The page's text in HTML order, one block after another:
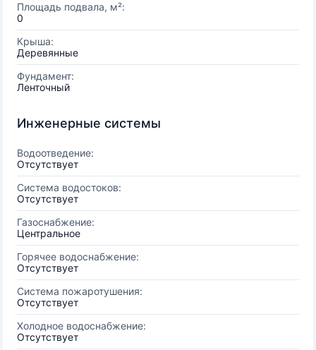
Площадь подвала, м²:
0
Крыша:
Деревянные
Фундамент:
Ленточный
Инженерные системы
Водоотведение:
Отсутствует
Система водостоков:
Отсутствует
Газоснабжение:
Центральное
Горячее водоснабжение:
Отсутствует
Система пожаротушения:
Отсутствует
Холодное водоснабжение:
Отсутствует